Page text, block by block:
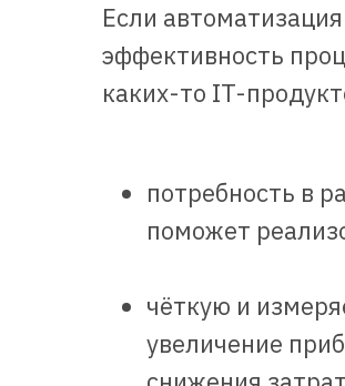
Если
эффективность
каких-то IT-
потребность в
поможет
чёткую и
увеличение